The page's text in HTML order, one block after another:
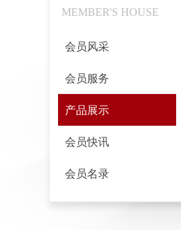
MEMBER'S HOUSE
会员风采
会员服务
产品展示
会员快讯
会员名录